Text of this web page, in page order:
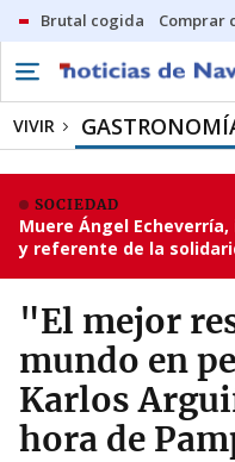
Brutal cogida Comprar
VIVIR
SOCIEDAD
Muere Ángel
y referente de la
"El mejor
mundo en
Karlos
hora de